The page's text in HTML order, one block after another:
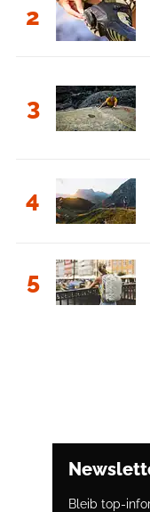
2
3
4
5
Bleib top-